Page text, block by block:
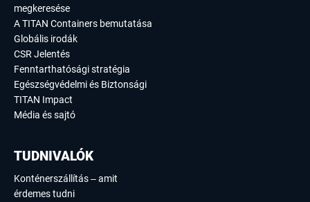
megkeresése
A TITAN Containers bemutatása
Globális irodák
CSR Jelentés
Fenntarthatósági stratégia
Egészségvédelmi és Biztonsági
TITAN Impact
Média és sajtó
TUDNIVALÓK
Konténerszállítás – amit
érdemes tudni